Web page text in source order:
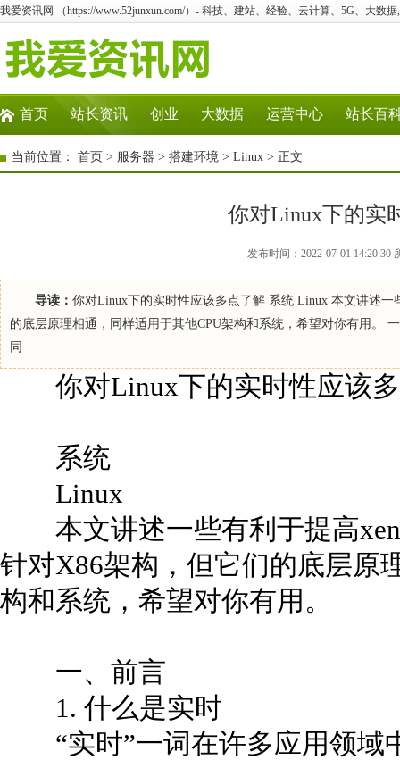
我爱资讯网 （https://www.52junxun.com/）- 科技、建站、经验、云计算、5G、大数
首页 站长资讯 创业 大数据 运营中心 站长百
当前位置： 首页 > 服务器 > 搭建环境 > Linux > 正文
你对Linux下的实
发布时间：2022-07-01
导读： 你对Linux下的实时性应该多点了解 系统 Linux 本文讲述
的底层原理相通，同样适用于其他CPU架构和系统，希望对你有用。
同
你对Linux下的实时性应该多
系统
Linux
本文讲述一些有利于提高
针对X86架构，但它们的底层原
构和系统，希望对你有用。
一、前言
1. 什么是实时
“实时”一词在许多应用领域